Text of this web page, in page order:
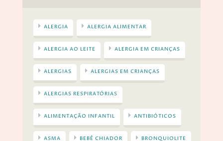
ALERGIA ALERGIA ALIMENTAR
ALERGIA AO LEITE ALERGIA EM CRIANÇAS
ALERGIAS ALERGIAS EM CRIANÇAS
ALERGIAS RESPIRATÓRIAS
ALIMENTAÇÃO INFANTIL ANTIBIÓTICOS
ASMA BEBÊ CHIADOR BRONQUIOLITE